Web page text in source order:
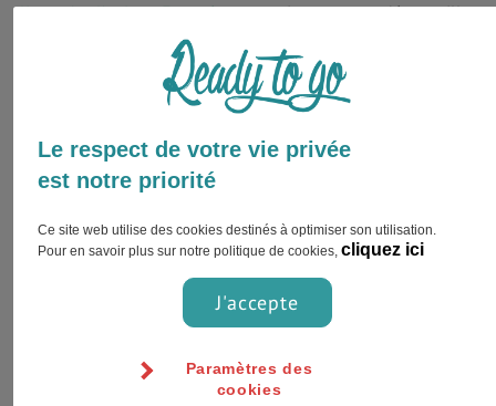
liste de l’union Européennequi peut en déconseiller
La ligne la plus courue est celle qui relie Jakarta et
Yogjakarta en 7h et ce pour 10€ en moyenne. Sinon, vous
trouverez quelques lignes à Sumatra. Le train n’est pas très
admirer le paysage.
îles de Sumatra et Java. En général, il faut prendre
connaissance des horaires auprès de l’office de tourisme
Le respect de votre vie privée
est notre priorité
Ce site web utilise des cookies destinés à optimiser son utilisation.
Pour en savoir plus sur notre politique de cookies, cliquez ici
J'accepte
Paramètres des
cookies